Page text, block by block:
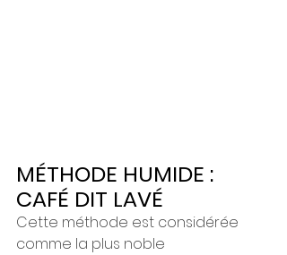
MÉTHODE HUMIDE :
CAFÉ DIT LAVÉ
Cette méthode est considérée
comme la plus noble